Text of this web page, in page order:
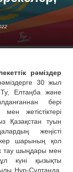
рәміздер
30 жыл
Елтаңба және
бері
жетістіктері
Қазақстан туын
жеңісті
шарының қол
тау шыңдары мен
күні қызықты
Нұр-Сұлтанда,